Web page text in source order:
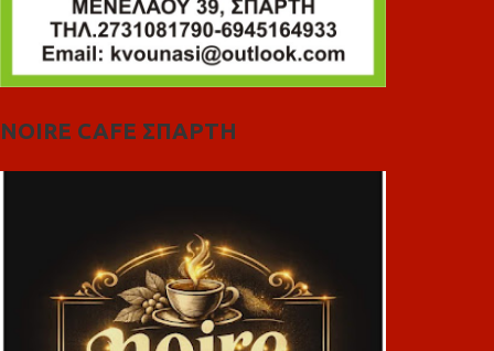
NOIRE CAFE ΣΠΑΡΤΗ